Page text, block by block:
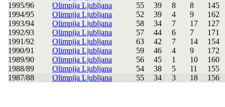
1995/96
Olimpija Ljubljana 55 39 8 8
145
1994/95
Olimpija Ljubljana 52 39 4 9
162
1993/94
Olimpija Ljubljana 58 34 7 17
127
1992/93
Olimpija Ljubljana 57 44 6 7
171
1991/92
Olimpija Ljubljana 63 42 7 14
154
1990/91
Olimpija Ljubljana 59 46 4 9
172
1989/90
Olimpija Ljubljana 56 45 1 10
160
1988/89
Olimpija Ljubljana 54 38 5 11
155
1987/88
Olimpija Ljubljana 55 34 3 18 156